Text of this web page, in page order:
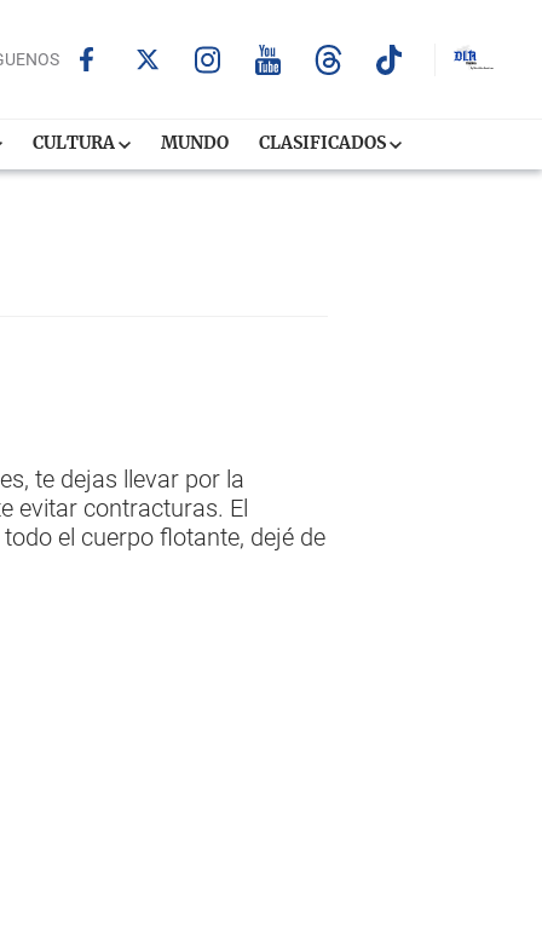
CULTURA MUNDO CLASIFICADOS
te dejas llevar por la
evitar contracturas. El
el cuerpo flotante, dejé de